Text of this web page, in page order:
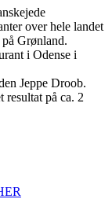
over hele landet
Grønland.
i Odense i
Jeppe Droob.
resultat på ca. 2